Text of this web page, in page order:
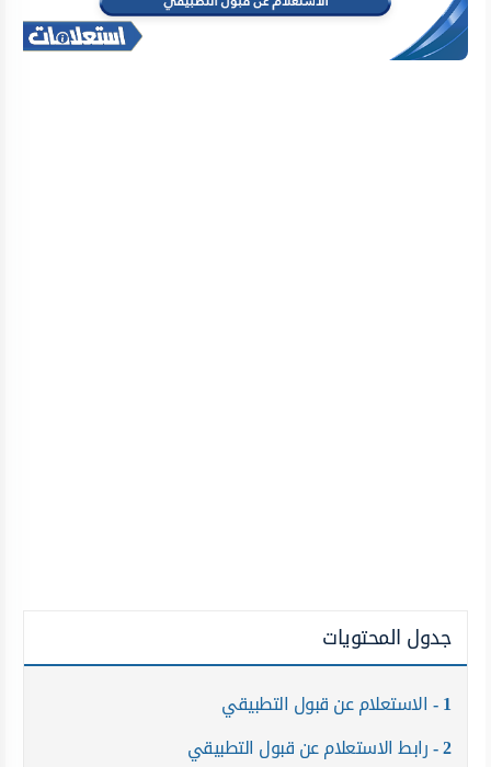
جدول المحتويات
1 الاستعلام عن قبول التطبيقي
2 رابط الاستعلام عن قبول التطبيقي